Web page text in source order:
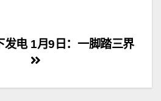
1月9日：一脚踏三界
发电